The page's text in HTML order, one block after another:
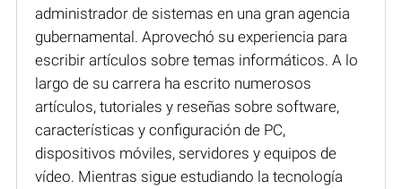
administrador de sistemas en una gran agencia
gubernamental. Aprovechó su experiencia para
escribir artículos sobre temas informáticos. A lo
largo de su carrera ha escrito numerosos
artículos, tutoriales y reseñas sobre software,
características y configuración de PC,
dispositivos móviles, servidores y equipos de
vídeo. Mientras sigue estudiando la tecnología